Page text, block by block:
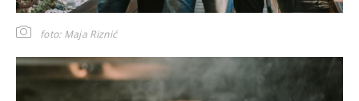
foto: Maja Riznić